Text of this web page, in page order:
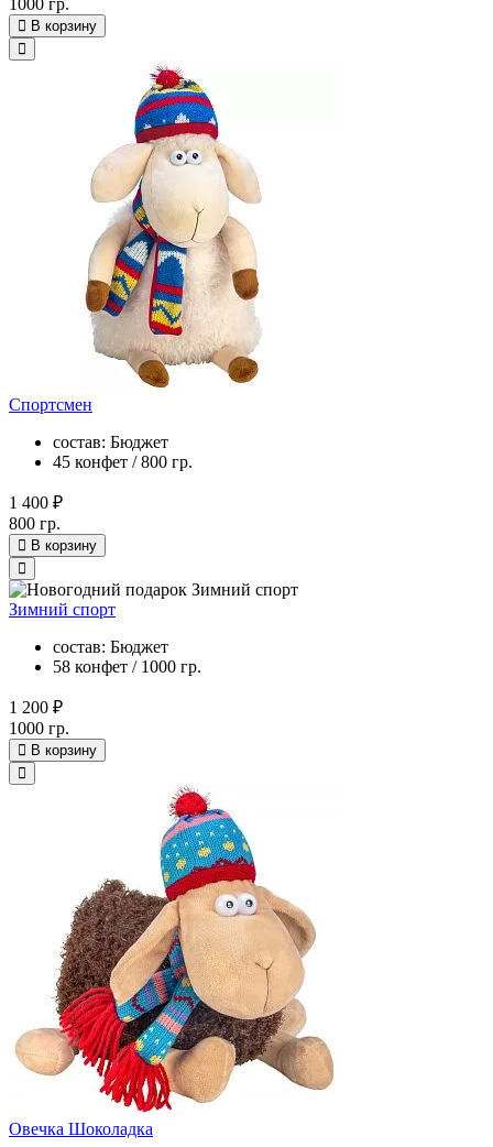
В корзину
Спортсмен
состав: Бюджет
45 конфет / 800 гр.
1 400 ₽
800 гр.
В корзину
Зимний спорт
состав: Бюджет
58 конфет / 1000 гр.
1 200 ₽
1000 гр.
В корзину
Овечка Шоколадка